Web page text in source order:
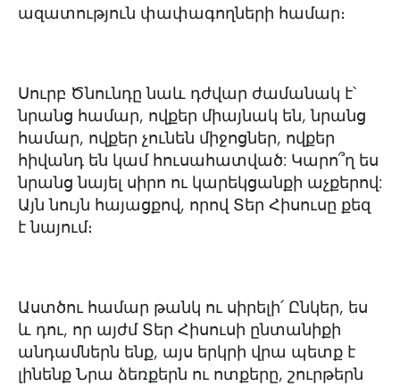
ազատություն փափագողների համար։
Սուրբ Ծնունդը նաև դժվար ժամանակ է՝
նրանց համար, ովքեր միայնակ են, նրանց
համար, ովքեր չունեն միջոցներ, ովքեր
հիվանդ են կամ հուսահատված: Կարո՞ղ ես
նրանց նայել սիրո ու կարեկցանքի աչքերով:
Այն նույն հայացքով, որով Տեր Հիսուսը քեզ
է նայում։
Աստծու համար թանկ ու սիրելի՛ Ընկեր, ես
և դու, որ այժմ Տեր Հիսուսի ընտանիքի
անդամներն ենք, այս երկրի վրա պետք է
լինենք Նրա ձեռքերն ու ոտքերը, շուրթերն